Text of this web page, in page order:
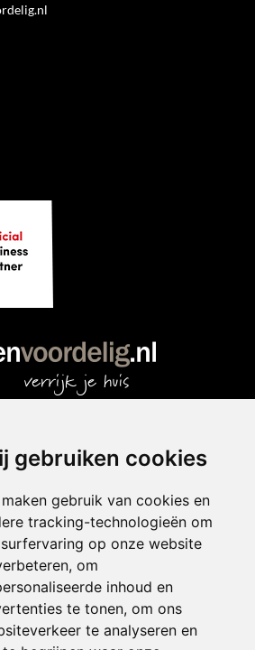
gebruiken cookies
gebruik van cookies en
tracking-technologieën om
op onze website
om
inhoud en
te tonen, om ons
te analyseren en